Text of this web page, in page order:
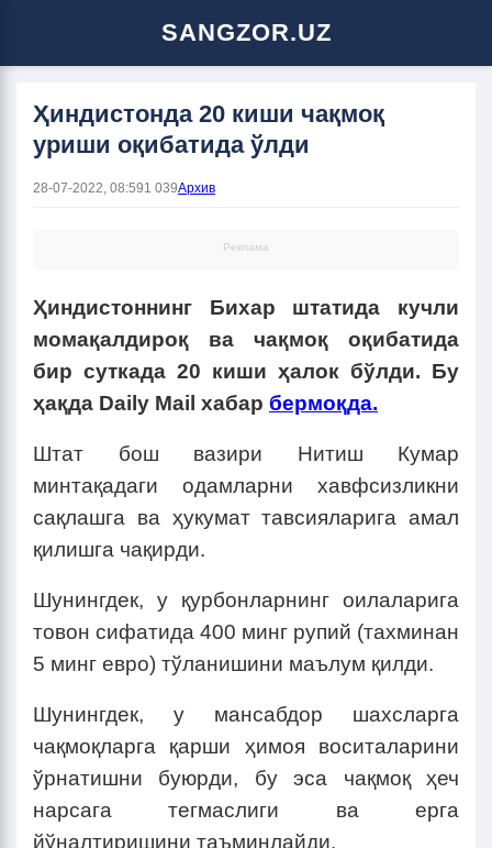
SANGZOR.UZ
Ҳиндистонда 20 киши чақмоқ
уриши оқибатида ўлди
28-07-2022, 08:591 039Архив
Реклама
Ҳиндистоннинг Бихар штатида кучли
момақалдироқ ва чақмоқ оқибатида
бир суткада 20 киши ҳалок бўлди. Бу
ҳақда Daily Mail хабар бермоқда.
Штат бош вазири Нитиш Кумар
минтақадаги одамларни хавфсизликни
сақлашга ва ҳукумат тавсияларига амал
қилишга чақирди.
Шунингдек, у қурбонларнинг оилаларига
товон сифатида 400 минг рупий (тахминан
5 минг евро) тўланишини маълум қилди.
Шунингдек, у мансабдор шахсларга
чақмоқларга қарши ҳимоя воситаларини
ўрнатишни буюрди, бу эса чақмоқ ҳеч
нарсага тегмаслиги ва ерга
йўналтиришини таъминлайди.